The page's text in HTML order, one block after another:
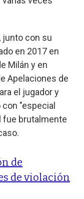
junto con su
en 2017 en
Milán y en
Apelaciones de
el jugador y
"especial
fue brutalmente
de
de violación